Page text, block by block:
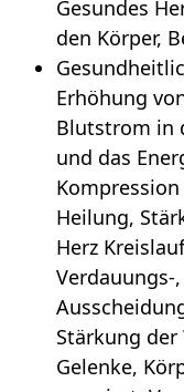
Gesundes
den Körper,
Erhöhung
Blutstrom in
und das
Heilung,
Herz
Verdauungs-
Stärkung
Gelenke,